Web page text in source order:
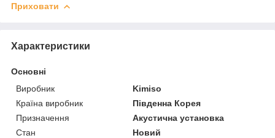
Приховати
Характеристики
Основні
Виробник
Kimiso
Країна виробник
Південна Корея
Призначення
Акустична установка
Стан
Новий